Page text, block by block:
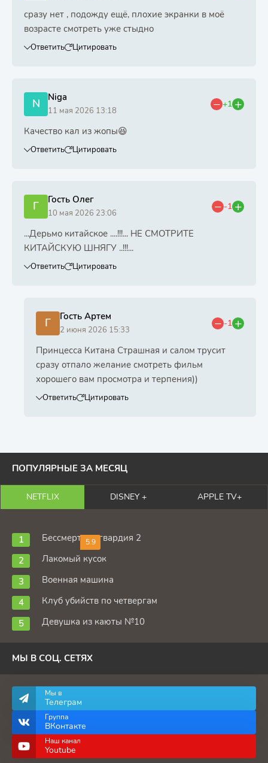
сразу нет , подожду ещё, плохие экранки в моё
возрасте смотреть уже стыдно
Ответить Цитировать
N Niga
11 мая 2026 13:18
+1
Качество кал из жопы😆
Ответить Цитировать
Г Гость Олег
10 мая 2026 23:06
-1
...Дерьмо китайское ....!!!... НЕ СМОТРИТЕ
КИТАЙСКУЮ ШНЯГУ ..!!!...
Ответить Цитировать
Г Гость Артем
2 июня 2026 15:33
-1
Принцесса Китана Страшная и салом трусит
сразу отпало желание смотреть фильм
хорошего вам просмотра и терпения))
Ответить Цитировать
ПОПУЛЯРНЫЕ ЗА МЕСЯЦ
NETFLIX DISNEY + APPLE TV+
5.9
Бессмертная гвардия 2
Лакомый кусок
Военная машина
Клуб убийств по четвергам
Девушка из каюты №10
МЫ В СОЦ. СЕТЯХ
Мы в
Телеграм
Группа
ВКонтакте
Наш канал
Youtube